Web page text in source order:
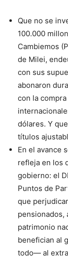
Que no se
100.000
Cambiemos
de Milei,
con sus
abonaron
con la
dólares. Y
títulos
En el avance
refleja en los
gobierno: el
Puntos de
que
pensionados,
patrimonio
benefician al
todo— al